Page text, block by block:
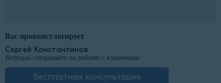
Вас проконсультирует
Сергей Константинов
Ведущий специалист по работе с клиентами
Бесплатная консультация